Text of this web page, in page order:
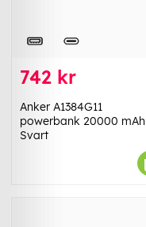
742 kr
Anker A1384G11
powerbank 20000 mAh
Svart